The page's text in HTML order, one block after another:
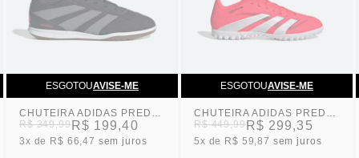
ESGOTOUAVISE-ME
CHUTEIRA ADIDAS PREDATOR CLUB SALAO INFANTIL
R$ 349,99 R$ 199,40
3x R$ 66,47 sem juros
ESGOTOUAVISE-ME
CHUTEIRA ADIDAS PREDATOR CLUB SOCIETY VERMELHA ADULTO
R$ 449,99 R$ 299,35
5x R$ 59,87 sem juros